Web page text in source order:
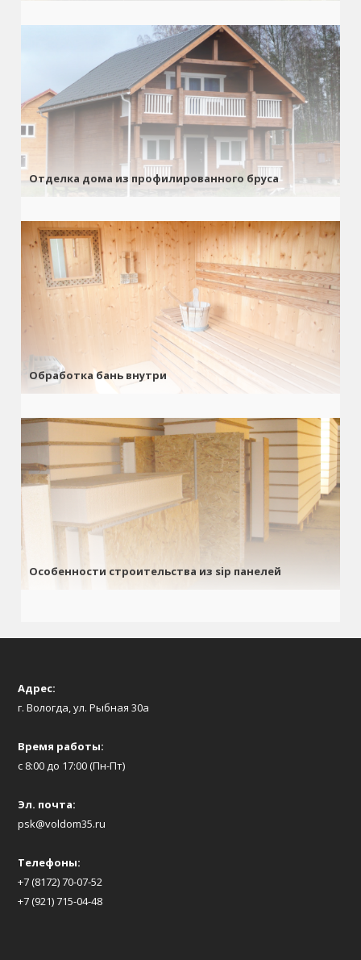
Отделка дома из профилированного бруса
Обработка бань внутри
Особенности строительства из sip панелей
Адрес:
г. Вологда, ул. Рыбная 30а
Время работы:
с 8:00 до 17:00 (Пн-Пт)
Эл. почта:
psk@voldom35.ru
Телефоны:
+7 (8172) 70-07-52
+7 (921) 715-04-48